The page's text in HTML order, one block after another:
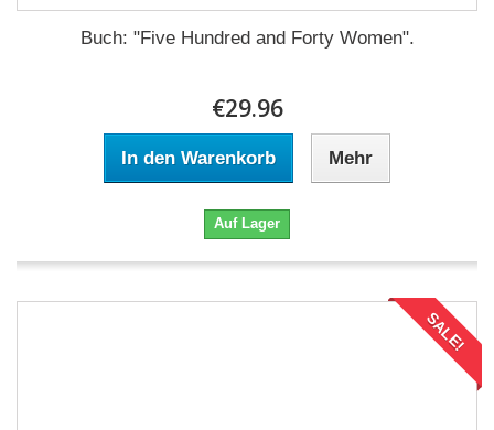
Buch: "Five Hundred and Forty Women".
€29.96
In den Warenkorb Mehr
Auf Lager
SALE!